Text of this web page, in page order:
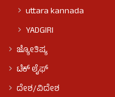
uttara kannada
YADGIRI
ಜ್ಯೋತಿಷ್ಯ
ಟೆಕ್ ಲೈಫ್
ದೇಶ/ವಿದೇಶ